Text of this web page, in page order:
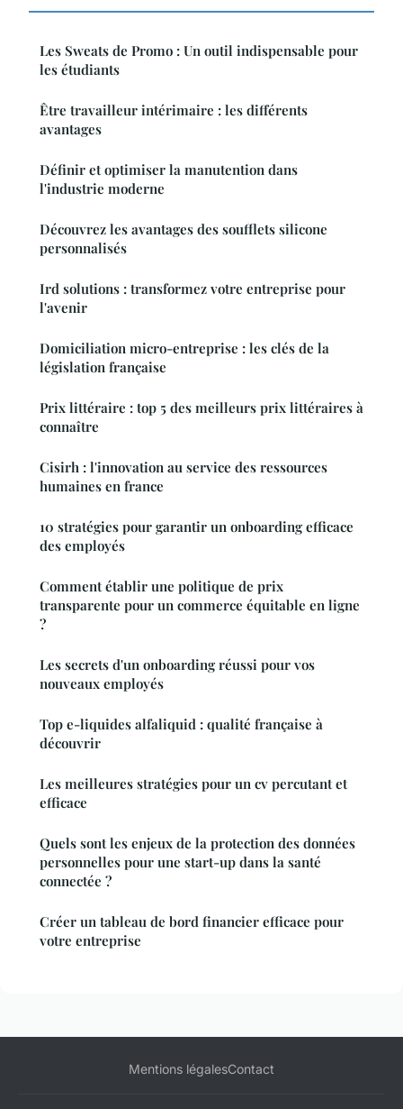
Les Sweats de Promo : Un outil indispensable pour
les étudiants
Être travailleur intérimaire : les différents
avantages
Définir et optimiser la manutention dans
l'industrie moderne
Découvrez les avantages des soufflets silicone
personnalisés
Ird solutions : transformez votre entreprise pour
l'avenir
Domiciliation micro-entreprise : les clés de la
législation française
Prix littéraire : top 5 des meilleurs prix littéraires à
connaître
Cisirh : l'innovation au service des ressources
humaines en france
10 stratégies pour garantir un onboarding efficace
des employés
Comment établir une politique de prix
transparente pour un commerce équitable en ligne
?
Les secrets d'un onboarding réussi pour vos
nouveaux employés
Top e-liquides alfaliquid : qualité française à
découvrir
Les meilleures stratégies pour un cv percutant et
efficace
Quels sont les enjeux de la protection des données
personnelles pour une start-up dans la santé
connectée ?
Créer un tableau de bord financier efficace pour
votre entreprise
Mentions légalesContact